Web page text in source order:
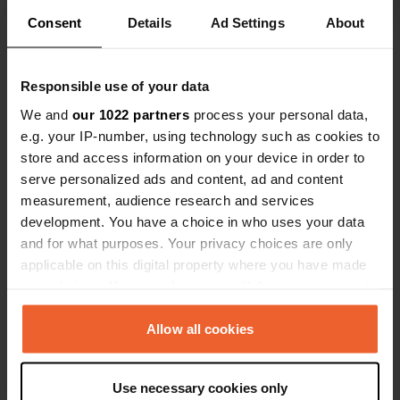
Consent Details Ad Settings About
Responsible use of your data
We and our 1022 partners process your personal data,
e.g. your IP-number, using technology such as cookies to
store and access information on your device in order to
serve personalized ads and content, ad and content
measurement, audience research and services
development. You have a choice in who uses your data
and for what purposes. Your privacy choices are only
applicable on this digital property where you have made
any time from the Cookie Declaration or by clicking on
the Privacy trigger icon.
Collect information about your geographical location
Allow all cookies
Use necessary cookies only
d'installations. Pas de moustiques.
Contact
STORSANDVÄGEN 17
790 90, Älvdalens kommun, Suède
Copie
Coordonnées
61° 40' 41" N 13° 13' 11" E